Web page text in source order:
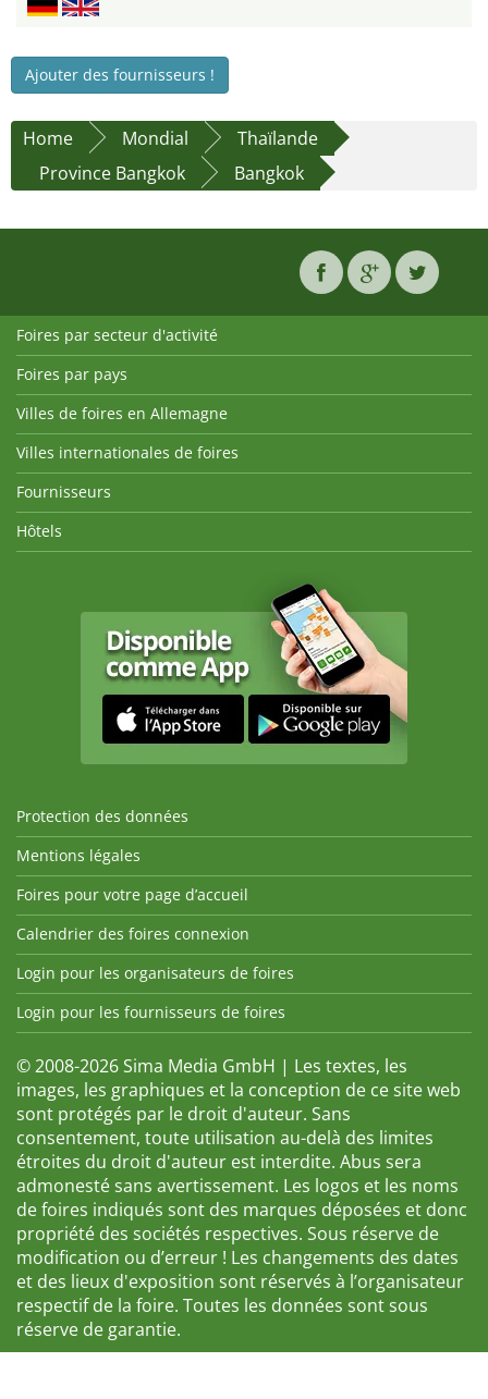
Ajouter des fournisseurs !
Home Mondial
Thaïlande
Province Bangkok
Bangkok
Foires par secteur d'activité
Foires par pays
Villes de foires en Allemagne
Villes internationales de foires
Fournisseurs
Hôtels
Protection des données
Mentions légales
Foires pour votre page d’accueil
Calendrier des foires connexion
Login pour les organisateurs de foires
Login pour les fournisseurs de foires
© 2008-2026 Sima Media GmbH | Les textes, les
images, les graphiques et la conception de ce site web
sont protégés par le droit d'auteur. Sans
consentement, toute utilisation au-delà des limites
étroites du droit d'auteur est interdite. Abus sera
admonesté sans avertissement. Les logos et les noms
de foires indiqués sont des marques déposées et donc
propriété des sociétés respectives. Sous réserve de
modification ou d’erreur ! Les changements des dates
et des lieux d'exposition sont réservés à l’organisateur
respectif de la foire. Toutes les données sont sous
réserve de garantie.